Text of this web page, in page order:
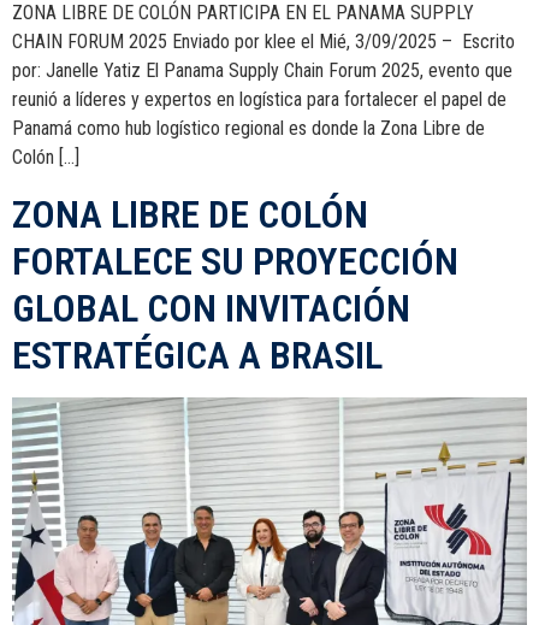
ZONA LIBRE DE COLÓN PARTICIPA EN EL PANAMA SUPPLY
CHAIN FORUM 2025 Enviado por klee el Mié, 3/09/2025 – Escrito
por: Janelle Yatiz El Panama Supply Chain Forum 2025, evento que
reunió a líderes y expertos en logística para fortalecer el papel de
Panamá como hub logístico regional es donde la Zona Libre de
Colón […]
ZONA LIBRE DE COLÓN
FORTALECE SU PROYECCIÓN
GLOBAL CON INVITACIÓN
ESTRATÉGICA A BRASIL